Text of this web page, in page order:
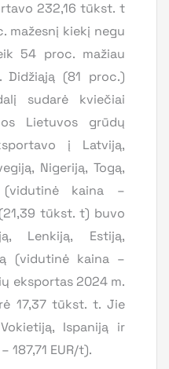
232,16 tūkst. t
mažesnį kiekį negu
54 proc. mažiau
(81 proc.)
sudarė kviečiai
Lietuvos grūdų
į Latviją,
Nigeriją, Togą,
kaina –
tūkst. t) buvo
Lenkiją, Estiją,
(vidutinė kaina –
eksportas 2024 m.
17,37 tūkst. t. Jie
Ispaniją ir
187,71 EUR/t).